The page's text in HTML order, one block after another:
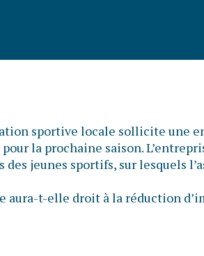
sportive locale sollicite une
la prochaine saison.
jeunes sportifs, sur lesquels
aura-t-elle droit à la réduction